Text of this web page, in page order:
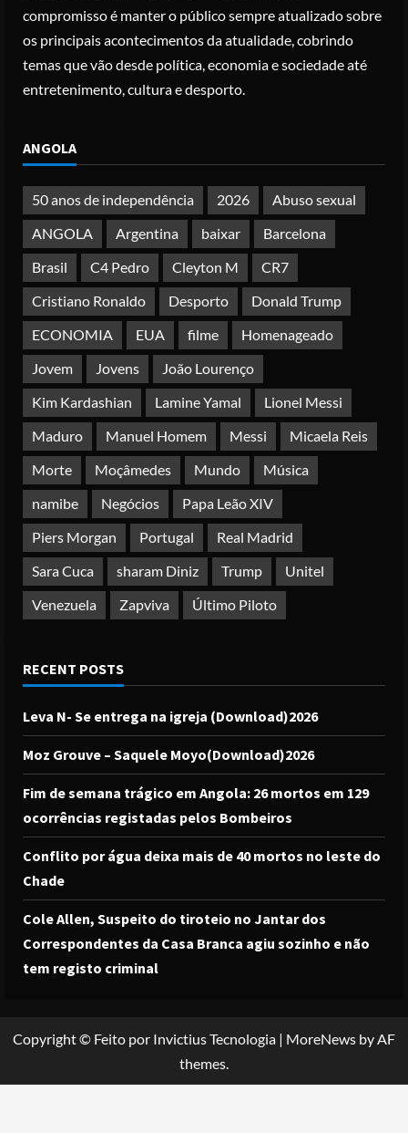
3
Nike vai despedir 1.400 trabalhadores
para apostar em automação e
simplificar operações
Posted on 4 months ago
4
desejo de domínio”
Posted on 4 months ago
5
Irão reabre Estreito de Ormuz
durante trégua de 10 dias entre Israel
e Líbano
Posted on 4 months ago
compromisso é manter o público sempre atualizado sobre
os principais acontecimentos da atualidade, cobrindo
temas que vão desde política, economia e sociedade até
entretenimento, cultura e desporto.
ANGOLA
50 anos de independência 2026
Abuso sexual
ANGOLA
Argentina baixar
Barcelona
Brasil
C4 Pedro Cleyton M
CR7
Cristiano Ronaldo
Desporto
Donald Trump
ECONOMIA
EUA filme
Homenageado
Jovem
Jovens
João Lourenço
Kim Kardashian
Lamine Yamal
Lionel Messi
Maduro
Manuel Homem Messi
Micaela Reis
Morte
Moçâmedes Mundo
Música
namibe
Negócios
Papa Leão XIV
Piers Morgan
Portugal
Real Madrid
Sara Cuca
sharam Diniz Trump
Unitel
Venezuela
Zapviva Último Piloto
RECENT POSTS
Leva N- Se entrega na igreja (Download)2026
Moz Grouve – Saquele Moyo(Download)2026
Fim de semana trágico em Angola: 26 mortos em 129
ocorrências registadas pelos Bombeiros
Conflito por água deixa mais de 40 mortos no leste do
Chade
Cole Allen, Suspeito do tiroteio no Jantar dos
Correspondentes da Casa Branca agiu sozinho e não
tem registo criminal
Copyright © Feito por Invictius Tecnologia | MoreNews by AF
themes.